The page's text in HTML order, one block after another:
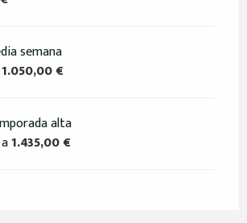
semana
1.050,00 €
alta
a1.435,00 €